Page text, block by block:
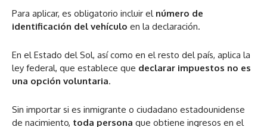
Para aplicar, es obligatorio incluir el número de
identificación del vehículo en la declaración.
En el Estado del Sol, así como en el resto del país, aplica la
ley federal, que establece que declarar impuestos no es
una opción voluntaria.
Sin importar si es inmigrante o ciudadano estadounidense
de nacimiento, toda persona que obtiene ingresos en el